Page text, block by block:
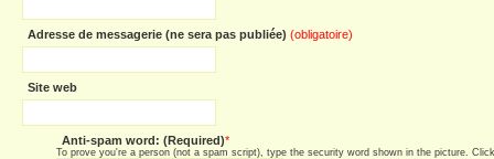
Adresse de messagerie (ne sera pas publiée) (obligatoire)
Site web
Anti-spam word: (Required)*
To prove you're a person (not a spam script), type the security word shown in the picture.